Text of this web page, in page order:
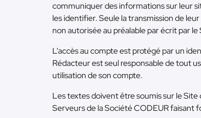
communiquer des informations sur leur
les identifier. Seule la transmission de
non autorisée au préalable par écrit par
L’accès au compte est protégé par un
Rédacteur est seul responsable de tout
utilisation de son compte.
Les textes doivent être soumis sur le
Serveurs de la Société CODEUR faisant